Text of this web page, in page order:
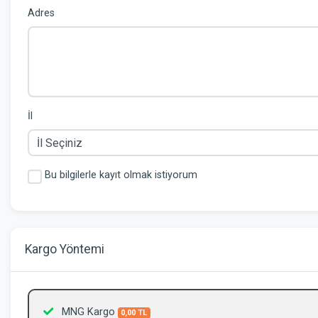
Adres
İl
Bu bilgilerle kayıt olmak istiyorum
Kargo Yöntemi
MNG Kargo 0,00 TL